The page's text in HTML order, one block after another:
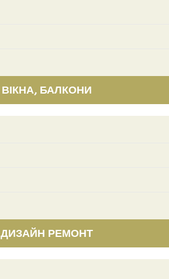
ВІКНА, БАЛКОНИ
ДИЗАЙН РЕМОНТ